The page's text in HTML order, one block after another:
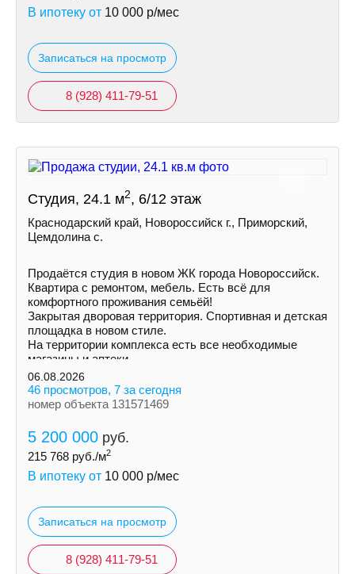
В ипотеку от 10 000 р/мес
Записаться на просмотр
8 (928) 411-79-51
Студия, 24.1 м2, 6/12 этаж
Краснодарский край, Новороссийск г., Приморский,
Цемдолина с.
Продаётся студия в новом ЖК города Новороссийск.
Квартира с ремонтом, мебель. Есть всё для
комфортного проживания семьёй!
Закрытая дворовая территория. Спортивная и детская
площадка в новом стиле.
На территории комплекса есть все необходимые
магазины и аптеки.
06.08.2026
46 просмотров, 7 за сегодня
номер объекта 131571469
5 200 000 руб.
215 768 руб./м2
В ипотеку от 10 000 р/мес
Записаться на просмотр
8 (928) 411-79-51